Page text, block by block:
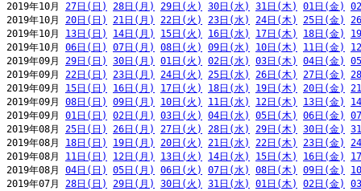
2019年10月 27日(日) 28日(月) 29日(火) 30日(水) 31日(木) 01日(金)
2019年10月 20日(日) 21日(月) 22日(火) 23日(水) 24日(木) 25日(金)
2019年10月 13日(日) 14日(月) 15日(火) 16日(水) 17日(木) 18日(金)
2019年10月 06日(日) 07日(月) 08日(火) 09日(水) 10日(木) 11日(金)
2019年09月 29日(日) 30日(月) 01日(火) 02日(水) 03日(木) 04日(金)
2019年09月 22日(日) 23日(月) 24日(火) 25日(水) 26日(木) 27日(金)
2019年09月 15日(日) 16日(月) 17日(火) 18日(水) 19日(木) 20日(金)
2019年09月 08日(日) 09日(月) 10日(火) 11日(水) 12日(木) 13日(金)
2019年09月 01日(日) 02日(月) 03日(火) 04日(水) 05日(木) 06日(金)
2019年08月 25日(日) 26日(月) 27日(火) 28日(水) 29日(木) 30日(金)
2019年08月 18日(日) 19日(月) 20日(火) 21日(水) 22日(木) 23日(金)
2019年08月 11日(日) 12日(月) 13日(火) 14日(水) 15日(木) 16日(金)
2019年08月 04日(日) 05日(月) 06日(火) 07日(水) 08日(木) 09日(金)
2019年07月 28日(日) 29日(月) 30日(火) 31日(水) 01日(木) 02日(金)